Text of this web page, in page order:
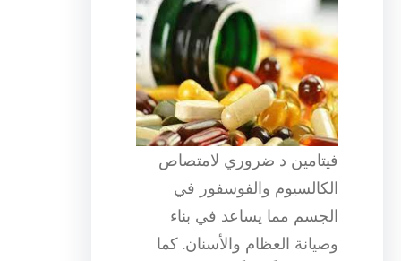
فيتامين د ضروري لامتصاص
الكالسيوم والفوسفور في
الجسم مما يساعد في بناء
وصيانة العظام والأسنان. كما